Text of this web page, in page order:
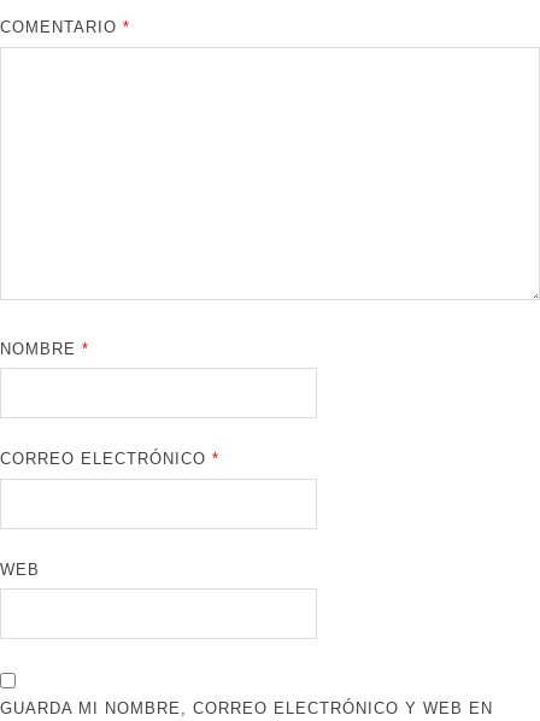
COMENTARIO*
NOMBRE*
CORREO ELECTRÓNICO*
WEB
GUARDA MI NOMBRE, CORREO ELECTRÓNICO Y WEB EN